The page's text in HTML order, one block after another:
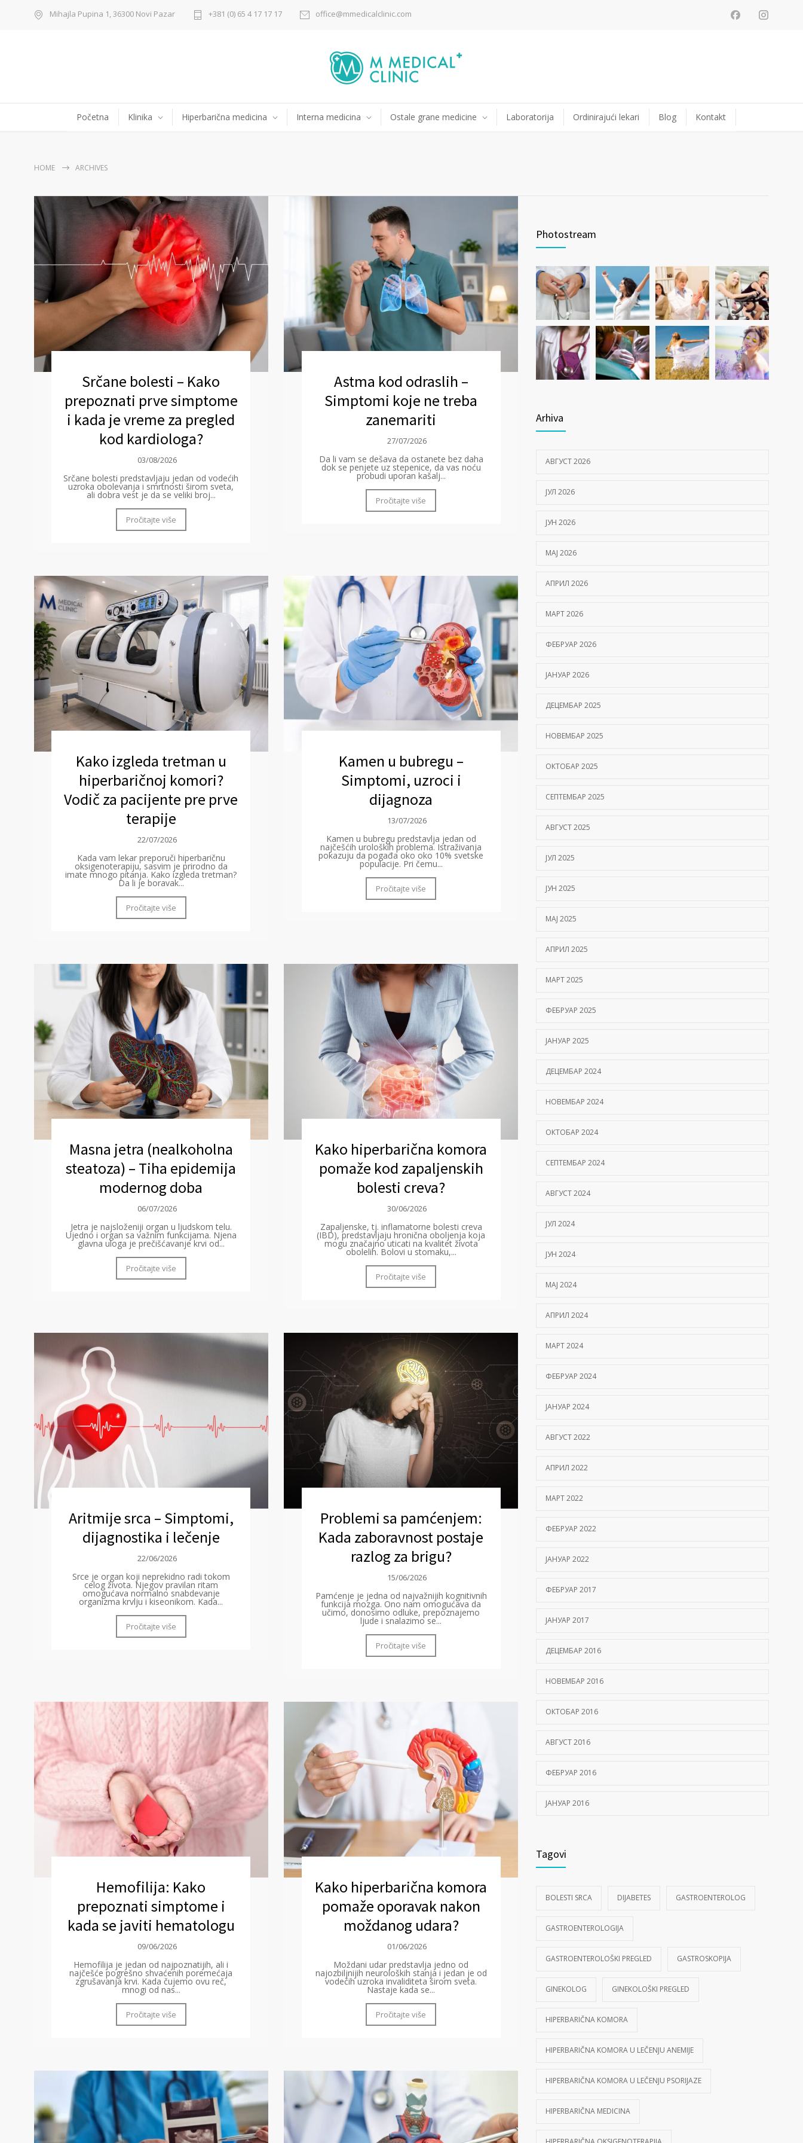
Mihajla Pupina 1, 36300 Novi Pazar +381 (0) 65 4 17 17 17 office@mmedicalclinic.com
Početna Klinika Hiperbarična medicina Interna medicina Ostale grane medicine Laboratorija Ordinirajući lekari Blog Kontakt
HOME ARCHIVES
Srčane bolesti – Kako
prepoznati prve simptome
i kada je vreme za pregled
kod kardiologa?
03/08/2026
Srčane bolesti predstavljaju jedan od vodećih
uzroka obolevanja i smrtnosti širom sveta,
ali dobra vest je da se veliki broj...
Pročitajte više
Astma kod odraslih –
Simptomi koje ne treba
zanemariti
27/07/2026
Da li vam se dešava da ostanete bez daha
dok se penjete uz stepenice, da vas noću
probudi uporan kašalj...
Pročitajte više
Kako izgleda tretman u
hiperbaričnoj komori?
Vodič za pacijente pre prve
terapije
22/07/2026
Kada vam lekar preporuči hiperbaričnu
oksigenoterapiju, sasvim je prirodno da
imate mnogo pitanja. Kako izgleda tretman?
Da li je boravak...
Pročitajte više
Kamen u bubregu –
Simptomi, uzroci i
dijagnoza
13/07/2026
Kamen u bubregu predstavlja jedan od
najčešćih uroloških problema. Istraživanja
pokazuju da pogađa oko oko 10% svetske
populacije. Pri čemu...
Pročitajte više
Masna jetra (nealkoholna
steatoza) – Tiha epidemija
modernog doba
06/07/2026
Jetra je najsloženiji organ u ljudskom telu.
Ujedno i organ sa važnim funkcijama. Njena
glavna uloga je prečišćavanje krvi od...
Pročitajte više
Kako hiperbarična komora
pomaže kod zapaljenskih
bolesti creva?
30/06/2026
Zapaljenske, tj. inflamatorne bolesti creva
(IBD), predstavljaju hronična oboljenja koja
mogu značajno uticati na kvalitet života
obolelih. Bolovi u stomaku,...
Pročitajte više
Aritmije srca – Simptomi,
dijagnostika i lečenje
22/06/2026
Srce je organ koji neprekidno radi tokom
celog života. Njegov pravilan ritam
omogućava normalno snabdevanje
organizma krvlju i kiseonikom. Kada...
Pročitajte više
Problemi sa pamćenjem:
Kada zaboravnost postaje
razlog za brigu?
15/06/2026
Pamćenje je jedna od najvažnijih kognitivnih
funkcija mozga. Ono nam omogućava da
učimo, donosimo odluke, prepoznajemo
ljude i snalazimo se...
Pročitajte više
Hemofilija: Kako
prepoznati simptome i
kada se javiti hematologu
09/06/2026
Hemofilija je jedan od najpoznatijih, ali i
najčešće pogrešno shvaćenih poremećaja
zgrušavanja krvi. Kada čujemo ovu reč,
mnogi od nas...
Pročitajte više
Kako hiperbarična komora
pomaže oporavak nakon
moždanog udara?
01/06/2026
Moždani udar predstavlja jedno od
najozbiljnijih neuroloških stanja i jedan je od
vodećih uzroka invaliditeta širom sveta.
Nastaje kada se...
Pročitajte više
Photostream
Arhiva
АВГУСТ 2026
ЈУЛ 2026
ЈУН 2026
МАЈ 2026
АПРИЛ 2026
МАРТ 2026
ФЕБРУАР 2026
ЈАНУАР 2026
ДЕЦЕМБАР 2025
НОВЕМБАР 2025
ОКТОБАР 2025
СЕПТЕМБАР 2025
АВГУСТ 2025
ЈУЛ 2025
ЈУН 2025
МАЈ 2025
АПРИЛ 2025
МАРТ 2025
ФЕБРУАР 2025
ЈАНУАР 2025
ДЕЦЕМБАР 2024
НОВЕМБАР 2024
ОКТОБАР 2024
СЕПТЕМБАР 2024
АВГУСТ 2024
ЈУЛ 2024
ЈУН 2024
МАЈ 2024
АПРИЛ 2024
МАРТ 2024
ФЕБРУАР 2024
ЈАНУАР 2024
АВГУСТ 2022
АПРИЛ 2022
МАРТ 2022
ФЕБРУАР 2022
ЈАНУАР 2022
ФЕБРУАР 2017
ЈАНУАР 2017
ДЕЦЕМБАР 2016
НОВЕМБАР 2016
ОКТОБАР 2016
АВГУСТ 2016
ФЕБРУАР 2016
ЈАНУАР 2016
Tagovi
BOLESTI SRCA DIJABETES GASTROENTEROLOG
GASTROENTEROLOGIJA
GASTROENTEROLOŠKI PREGLED GASTROSKOPIJA
GINEKOLOG GINEKOLOŠKI PREGLED
HIPERBARIČNA KOMORA
HIPERBARIČNA KOMORA U LEČENJU ANEMIJE
HIPERBARIČNA KOMORA U LEČENJU PSORIJAZE
HIPERBARIČNA MEDICINA